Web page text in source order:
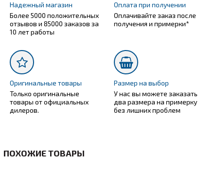
Надежный магазин
Более 5000 положительных
отзывов и 85000 заказов за
10 лет работы
Оплата при получении
Оплачивайте заказ после
получения и примерки*
Оригинальные товары
Только оригинальные
товары от официальных
дилеров.
Размер на выбор
У нас вы можете заказать
два размера на примерку
без лишних проблем
ПОХОЖИЕ ТОВАРЫ